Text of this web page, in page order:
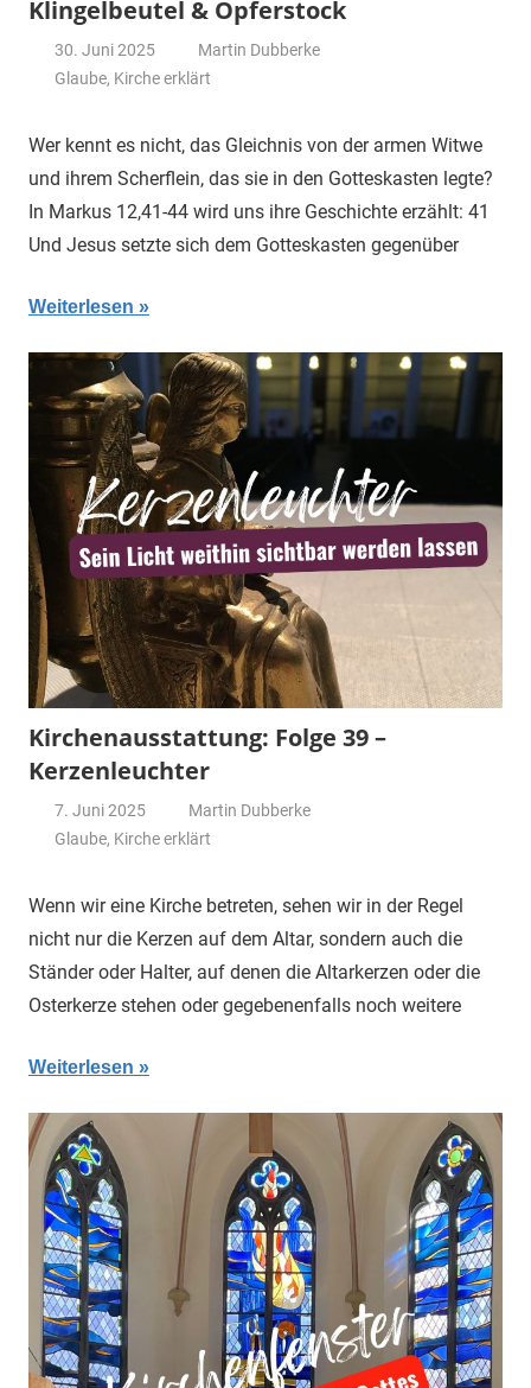
Klingelbeutel & Opferstock
30. Juni 2025
Martin Dubberke
Glaube, Kirche erklärt
Wer kennt es nicht, das Gleichnis von der armen Witwe
und ihrem Scherflein, das sie in den Gotteskasten legte?
In Markus 12,41-44 wird uns ihre Geschichte erzählt: 41
Und Jesus setzte sich dem Gotteskasten gegenüber
Weiterlesen
Kirchenausstattung: Folge 39 –
Kerzenleuchter
7. Juni 2025
Martin Dubberke
Glaube, Kirche erklärt
Wenn wir eine Kirche betreten, sehen wir in der Regel
nicht nur die Kerzen auf dem Altar, sondern auch die
Ständer oder Halter, auf denen die Altarkerzen oder die
Osterkerze stehen oder gegebenenfalls noch weitere
Weiterlesen